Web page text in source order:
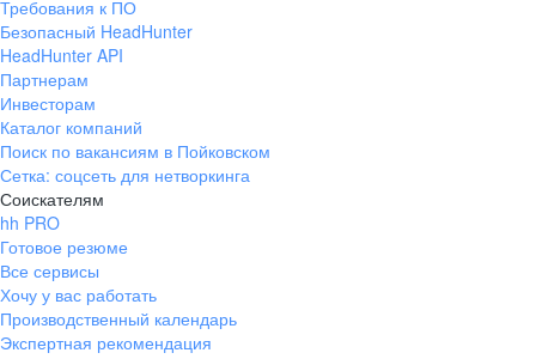
Требования к ПО
Безопасный HeadHunter
HeadHunter API
Партнерам
Инвесторам
Каталог компаний
Поиск по вакансиям в Пойковском
Сетка: соцсеть для нетворкинга
Соискателям
hh PRO
Готовое резюме
Все сервисы
Хочу у вас работать
Производственный календарь
Экспертная рекомендация